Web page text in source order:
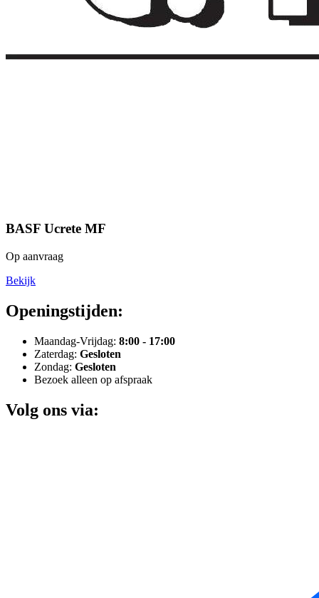
BASF Ucrete MF
Op aanvraag
Bekijk
Openingstijden:
Maandag-Vrijdag: 8:00 - 17:00
Zaterdag: Gesloten
Zondag: Gesloten
Bezoek alleen op afspraak
Volg ons via: